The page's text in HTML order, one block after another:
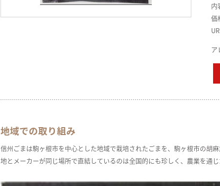
内
価
ア
地域での取り組み
信州ごまは駒ヶ根市を中心とした地域で栽培されたごまを、駒ヶ根市の胡
地とメーカーが同じ場所で直結しているのは全国的にも珍しく、農業を通じ